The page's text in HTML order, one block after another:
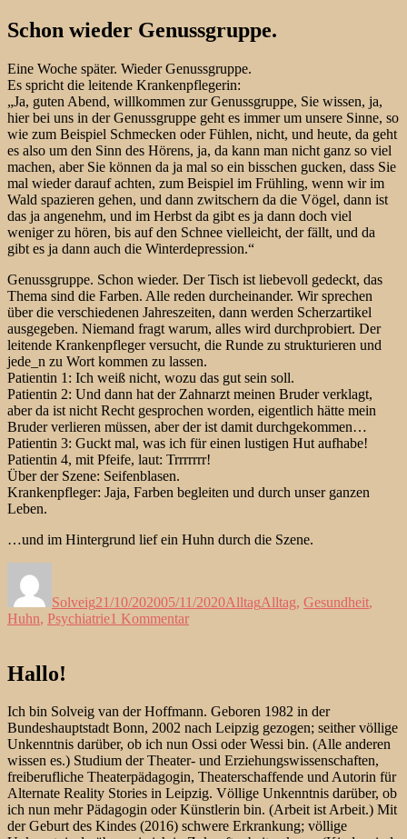
Schon wieder Genussgruppe.
Eine Woche später. Wieder Genussgruppe.
Es spricht die leitende Krankenpflegerin:
„Ja, guten Abend, willkommen zur Genussgruppe, Sie wissen, ja,
hier bei uns in der Genussgruppe geht es immer um unsere Sinne, so
wie zum Beispiel Schmecken oder Fühlen, nicht, und heute, da geht
es also um den Sinn des Hörens, ja, da kann man nicht ganz so viel
machen, aber Sie können da ja mal so ein bisschen gucken, dass Sie
mal wieder darauf achten, zum Beispiel im Frühling, wenn wir im
Wald spazieren gehen, und dann zwitschern da die Vögel, dann ist
das ja angenehm, und im Herbst da gibt es ja dann doch viel
weniger zu hören, bis auf den Schnee vielleicht, der fällt, und da
gibt es ja dann auch die Winterdepression.“
Genussgruppe. Schon wieder. Der Tisch ist liebevoll gedeckt, das
Thema sind die Farben. Alle reden durcheinander. Wir sprechen
über die verschiedenen Jahreszeiten, dann werden Scherzartikel
ausgegeben. Niemand fragt warum, alles wird durchprobiert. Der
leitende Krankenpfleger versucht, die Runde zu strukturieren und
jede_n zu Wort kommen zu lassen.
Patientin 1: Ich weiß nicht, wozu das gut sein soll.
Patientin 2: Und dann hat der Zahnarzt meinen Bruder verklagt,
aber da ist nicht Recht gesprochen worden, eigentlich hätte mein
Bruder verlieren müssen, aber der ist damit durchgekommen…
Patientin 3: Guckt mal, was ich für einen lustigen Hut aufhabe!
Patientin 4, mit Pfeife, laut: Trrrrrrr!
Über der Szene: Seifenblasen.
Krankenpfleger: Jaja, Farben begleiten und durch unser ganzen
Leben.
…und im Hintergrund lief ein Huhn durch die Szene.
Solveig21/10/202005/11/2020AlltagAlltag, Gesundheit,
Huhn, Psychiatrie1 Kommentarzu
Hallo!
Ich bin Solveig van der Hoffmann. Geboren 1982 in der
Bundeshauptstadt Bonn, 2002 nach Leipzig gezogen; seither völlige
Unkenntnis darüber, ob ich nun Ossi oder Wessi bin. (Alle anderen
wissen es.) Studium der Theater- und Erziehungswissenschaften,
freiberufliche Theaterpädagogin, Theaterschaffende und Autorin für
Alternate Reality Stories in Leipzig. Völlige Unkenntnis darüber, ob
ich nun mehr Pädagogin oder Künstlerin bin. (Arbeit ist Arbeit.) Mit
der Geburt des Kindes (2016) schwere Erkrankung; völlige